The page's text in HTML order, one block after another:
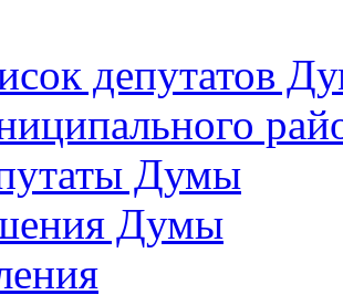
депутатов
Думы
Думы